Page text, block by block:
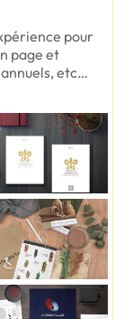
pour
page et
etc…